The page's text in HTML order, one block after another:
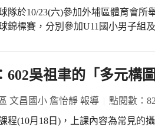
們也發揮創意，為自己的攝影作品
，顯現出小攝影師細膩的觀察力及豐
考，開場時孩子們的表情為何會這
美不勝收，讓大夥看到目瞪口呆。
情與小朋友合照的照片。整支廣告
隊於10/23(六)參加外埔區體育會所
錦標賽，分別參加U11國小男子組
的家長們，才能有如此好的成績，
602吳祖聿的「多元構
文昌國小 詹怡靜 報導 點閱數：
程(10月18日)，上課內容為常見的